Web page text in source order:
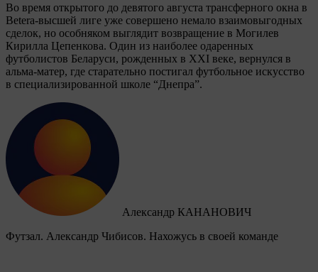
Во время открытого до девятого августа трансферного окна в
Betera-высшей лиге уже совершено немало взаимовыгодных
сделок, но особняком выглядит возвращение в Могилев
Кирилла Цепенкова. Один из наиболее одаренных
футболистов Беларуси, рожденных в XXI веке, вернулся в
альма-матер, где старательно постигал футбольное искусство
в специализированной школе “Днепра”.
Александр КАНАНОВИЧ
Футзал. Александр Чибисов. Нахожусь в своей команде